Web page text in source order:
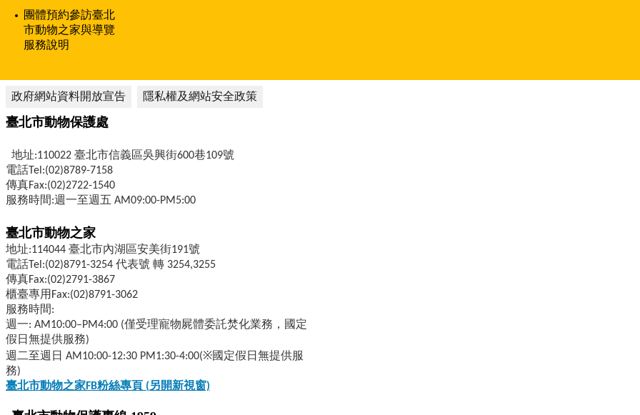
團體預約參訪臺北
市動物之家與導覽
服務說明
政府網站資料開放宣告 隱私權及網站安全政策
臺北市動物保護處
地址:110022 臺北市信義區吳興街600巷109號
電話Tel:(02)8789-7158
傳真Fax:(02)2722-1540
服務時間:週一至週五 AM09:00-PM5:00
臺北市動物之家
地址:114044 臺北市內湖區安美街191號
電話Tel:(02)8791-3254 代表號 轉 3254,3255
傳真Fax:(02)2791-3867
櫃臺專用Fax:(02)8791-3062
服務時間:
週一: AM10:00–PM4:00 (僅受理寵物屍體委託焚化業務，國定
假日無提供服務)
週二至週日 AM10:00-12:30 PM1:30-4:00(※國定假日無提供服
務)
臺北市動物之家FB粉絲專頁 (另開新視窗)